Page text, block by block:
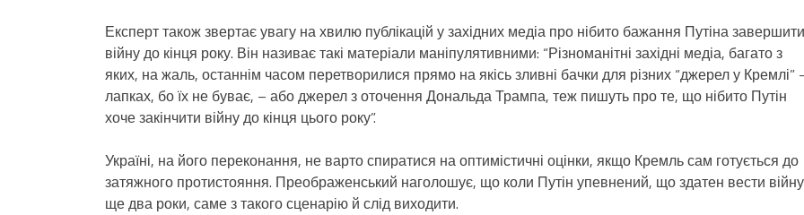
Експерт також звертає увагу на хвилю публікацій у західних медіа про нібито бажання Путіна завершити
війну до кінця року. Він називає такі матеріали маніпулятивними: “Різноманітні західні медіа, багато з
яких, на жаль, останнім часом перетворилися прямо на якісь зливні бачки для різних “джерел у Кремлі”
лапках, бо їх не буває, – або джерел з оточення Дональда Трампа, теж пишуть про те, що нібито Путін
хоче закінчити війну до кінця цього року”.
Україні, на його переконання, не варто спиратися на оптимістичні оцінки, якщо Кремль сам готується до
затяжного протистояння. Преображенський наголошує, що коли Путін упевнений, що здатен вести війну
ще два роки, саме з такого сценарію й слід виходити.